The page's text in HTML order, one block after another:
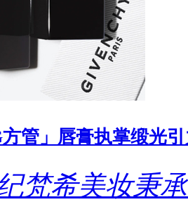
管」唇膏执掌缎光
梵希美妆秉